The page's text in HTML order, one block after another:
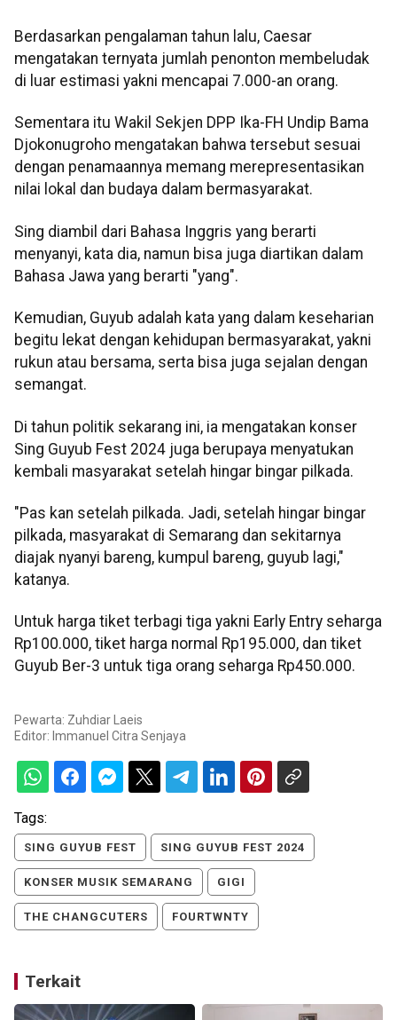
Berdasarkan pengalaman tahun lalu, Caesar
mengatakan ternyata jumlah penonton membeludak
di luar estimasi yakni mencapai 7.000-an orang.
Sementara itu Wakil Sekjen DPP Ika-FH Undip Bama
Djokonugroho mengatakan bahwa tersebut sesuai
dengan penamaannya memang merepresentasikan
nilai lokal dan budaya dalam bermasyarakat.
Sing diambil dari Bahasa Inggris yang berarti
menyanyi, kata dia, namun bisa juga diartikan dalam
Bahasa Jawa yang berarti "yang".
Kemudian, Guyub adalah kata yang dalam keseharian
begitu lekat dengan kehidupan bermasyarakat, yakni
rukun atau bersama, serta bisa juga sejalan dengan
semangat.
Di tahun politik sekarang ini, ia mengatakan konser
Sing Guyub Fest 2024 juga berupaya menyatukan
kembali masyarakat setelah hingar bingar pilkada.
"Pas kan setelah pilkada. Jadi, setelah hingar bingar
pilkada, masyarakat di Semarang dan sekitarnya
diajak nyanyi bareng, kumpul bareng, guyub lagi,"
katanya.
Untuk harga tiket terbagi tiga yakni Early Entry seharga
Rp100.000, tiket harga normal Rp195.000, dan tiket
Guyub Ber-3 untuk tiga orang seharga Rp450.000.
Pewarta: Zuhdiar Laeis
Editor: Immanuel Citra Senjaya
Tags:
SING GUYUB FEST SING GUYUB FEST 2024
KONSER MUSIK SEMARANG GIGI
THE CHANGCUTERS FOURTWNTY
Terkait